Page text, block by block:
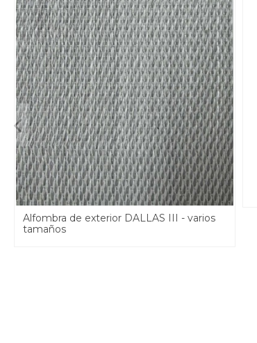
Alfombra de exterior DALLAS III - varios
tamaños